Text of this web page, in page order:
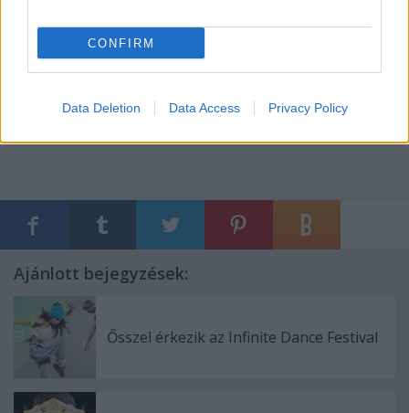
CONFIRM
Data Deletion Data Access Privacy Policy
Ajánlott bejegyzések:
Ősszel érkezik az Infinite Dance Festival